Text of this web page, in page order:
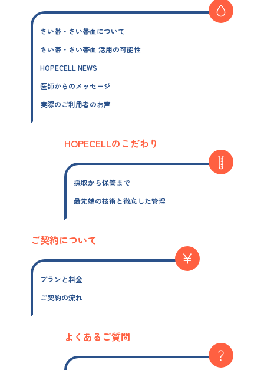
さい帯・さい帯血について
さい帯・さい帯血 活用の可能性
HOPECELL NEWS
医師からのメッセージ
実際のご利用者のお声
HOPECELLのこだわり
採取から保管まで
最先端の技術と徹底した管理
ご契約について
プランと料金
ご契約の流れ
よくあるご質問